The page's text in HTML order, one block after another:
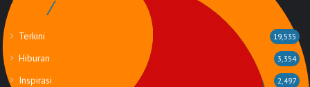
Rubrik
Terkini 19,535
Hiburan 3,354
Inspirasi 2,497